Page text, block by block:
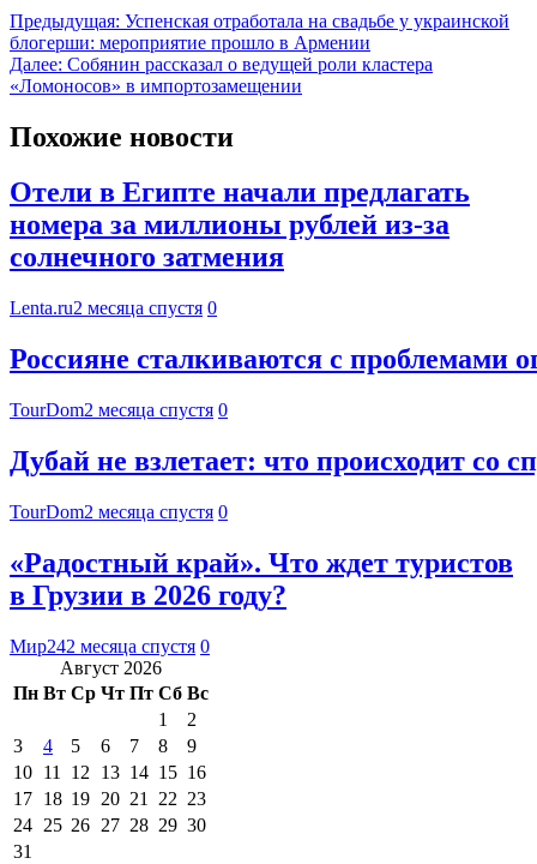
Предыдущая: Успенская отработала на свадьбе у украинской
блогерши: мероприятие прошло в Армении
Далее: Собянин рассказал о ведущей роли кластера
«Ломоносов» в импортозамещении
Похожие новости
Отели в Египте начали предлагать
номера за миллионы рублей из-за
солнечного затмения
Lenta.ru2 месяца спустя 0
Россияне сталкиваются с проблемами
TourDom2 месяца спустя 0
Дубай не взлетает: что происходит со
TourDom2 месяца спустя 0
«Радостный край». Что ждет туристов
в Грузии в 2026 году?
Мир242 месяца спустя 0
Август 2026
Пн Вт Ср Чт Пт Сб Вс
1
2
3
4 5 6 7 8
9
10 11 12 13 14 15 16
17 18 19 20 21 22 23
24 25 26 27 28 29 30
31